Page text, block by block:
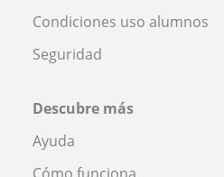
Condiciones uso alumnos
Seguridad
Descubre más
Ayuda